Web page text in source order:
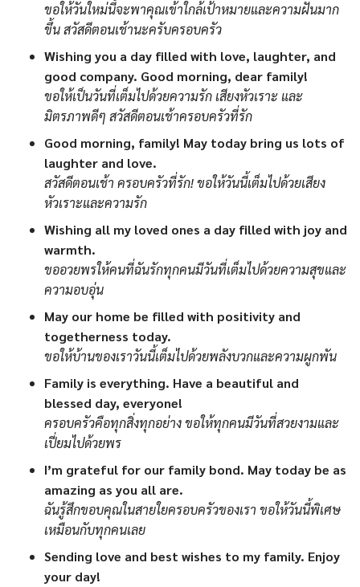
ขอให้วันใหม่นี้จะพาคุณเข้าใกล้เป้าหมายและความฝันมาก
ขึ้น สวัสดีตอนเช้านะครับครอบครัว
Wishing you a day filled with love, laughter, and
good company. Good morning, dear family!
ขอให้เป็นวันที่เต็มไปด้วยความรัก เสียงหัวเราะ และ
มิตรภาพดีๆ สวัสดีตอนเช้าครอบครัวที่รัก
Good morning, family! May today bring us lots of
laughter and love.
สวัสดีตอนเช้า ครอบครัวที่รัก! ขอให้วันนี้เต็มไปด้วยเสียง
หัวเราะและความรัก
Wishing all my loved ones a day filled with joy and
warmth.
ขออวยพรให้คนที่ฉันรักทุกคนมีวันที่เต็มไปด้วยความสุขและ
ความอบอุ่น
May our home be filled with positivity and
togetherness today.
ขอให้บ้านของเราวันนี้เต็มไปด้วยพลังบวกและความผูกพัน
Family is everything. Have a beautiful and
blessed day, everyone!
ครอบครัวคือทุกสิ่งทุกอย่าง ขอให้ทุกคนมีวันที่สวยงามและ
เปี่ยมไปด้วยพร
I’m grateful for our family bond. May today be as
amazing as you all are.
ฉันรู้สึกขอบคุณในสายใยครอบครัวของเรา ขอให้วันนี้พิเศษ
เหมือนกับทุกคนเลย
Sending love and best wishes to my family. Enjoy
your day!